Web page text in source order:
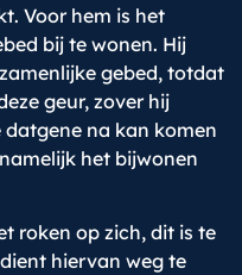
Voor hem is het
bij te wonen. Hij
gebed, totdat
geur, zover hij
na kan komen
het bijwonen
roken op zich, dit is te
hiervan weg te